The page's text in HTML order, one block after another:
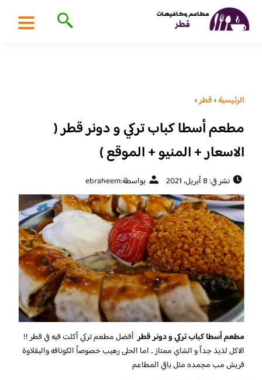
الرئيسية›قطر›
مطعم أسطا كباب تركي و دونر قطر (
الاسعار + المنيو + الموقع )
نشر في: 8 أبريل، 2021 بواسطة:ebraheem
مطعم أسطا كباب تركي و دونر قطرأفضل مطعم تركي أكلت فيه في قطر !!
الاكل لذيذ جداً و الشاي ممتاز .. اما الحلى رهيب خصوصاً الكونافه والبقلاوة
فريش مب مجمده مثل باقي المطاعم